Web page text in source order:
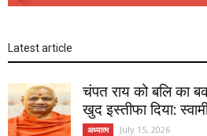
Latest article
चंपत राय को बलि का
खुद इस्तीफा दिया:
अध्यात्म July 15, 2026